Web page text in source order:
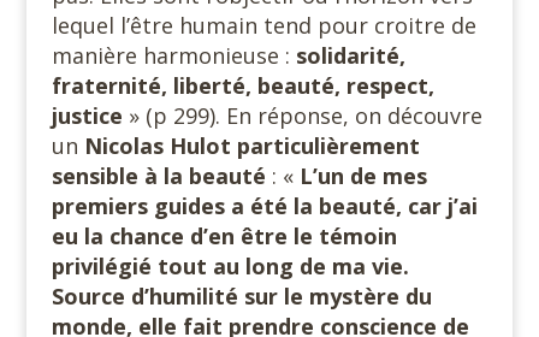
lequel l’être humain tend pour croitre de
manière harmonieuse : solidarité,
fraternité, liberté, beauté, respect,
justice » (p 299). En réponse, on découvre
un Nicolas Hulot particulièrement
sensible à la beauté : « L’un de mes
premiers guides a été la beauté, car j’ai
eu la chance d’en être le témoin
privilégié tout au long de ma vie.
Source d’humilité sur le mystère du
monde, elle fait prendre conscience de